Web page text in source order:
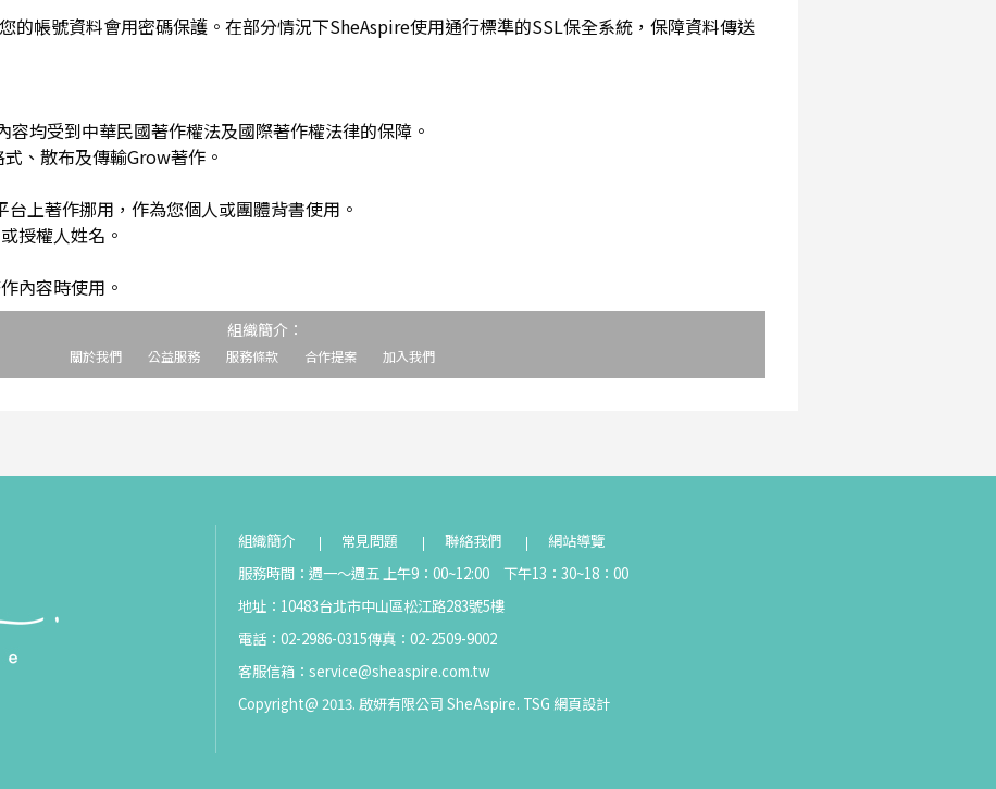
的帳號資料會用密碼保護。在部分情況下SheAspire使用通行標準的SSL保全系統，保障資料傳送
容均受到中華民國著作權法及國際著作權法律的保障。
、散布及傳輸Grow著作。
台上著作挪用，作為您個人或團體背書使用。
授權人姓名。
內容時使用。
組織簡介：
關於我們 公益服務 服務條款 合作提案 加入我們
組織簡介 常見問題 聯絡我們
網站導覽
服務時間：週一～週五 上午9：00~12:00 下午13：30~18：00
地址：10483台北市中山區松江路283號5樓
電話：02-2986-0315傳真：02-2509-9002
客服信箱： service@sheaspire.com.tw
Copyright@ 2013. 啟妍有限公司 SheAspire. TSG 網頁設計